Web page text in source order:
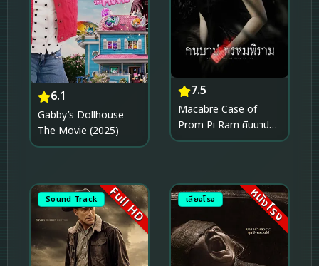
6.1
Gabby’s Dollhouse
The Movie (2025)
7.5
Macabre Case of
Prom Pi Ram คืนบาป
พรหมพิราม (2003)
Sound Track Full HD เสียงโรง หนังโรง